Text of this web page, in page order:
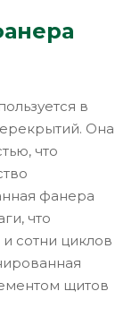
в
Она
что
фанера
что
сотни циклов
щитов